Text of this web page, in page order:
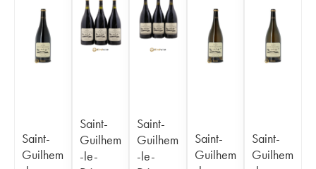
Saint-
Guilhem
Saint-
Guilhem
-le-
Saint-
Guilhem
-le-
Saint-
Guilhem
Saint-
Guilhem